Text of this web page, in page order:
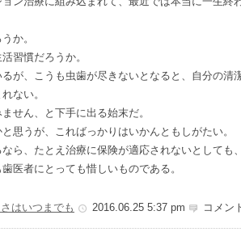
か。
習慣だろうか。
が、こうも虫歯が尽きないとなると、自分の清
ない。
せん、と下手に出る始末だ。
思うが、こればっかりはいかんともしがたい。
ら、たとえ治療に保険が適応されないとしても
医者にとっても惜しいものである。
はいつまでも 2016.06.25 5:37 pm コメン